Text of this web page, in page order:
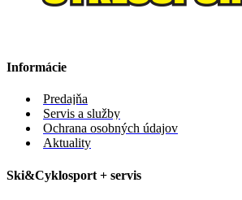
Informácie
Predajňa
Servis a služby
Ochrana osobných údajov
Aktuality
Ski&Cyklosport + servis